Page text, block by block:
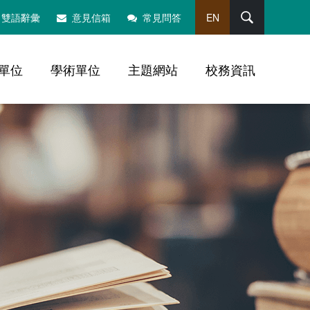
雙語辭彙 意見信箱 常見問答 EN
位 學術單位 主題網站 校務資訊